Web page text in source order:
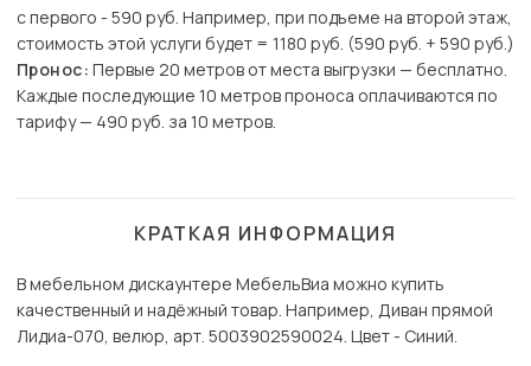
с первого - 590 руб. Например, при подъеме на второй этаж,
стоимость этой услуги будет = 1180 руб. (590 руб. + 590 руб.)
Пронос: Первые 20 метров от места выгрузки — бесплатно.
Каждые последующие 10 метров проноса оплачиваются по
тарифу — 490 руб. за 10 метров.
КРАТКАЯ ИНФОРМАЦИЯ
В мебельном дискаунтере МебельВиа можно купить
качественный и надёжный товар. Например, Диван прямой
Лидиа-070, велюр, арт. 5003902590024. Цвет - Синий.